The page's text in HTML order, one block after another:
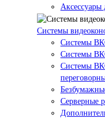
Системы
Системы
Системы
Системы
Серверные